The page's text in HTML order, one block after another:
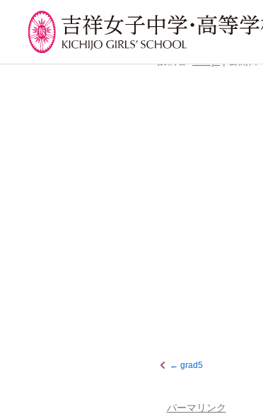
grad6
投稿者: kichijo | 公開日:
grad5
パーマリンク